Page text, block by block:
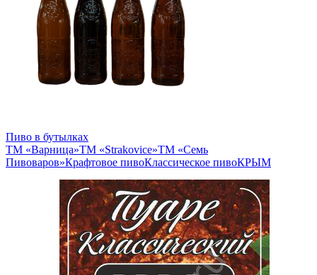
Пиво в бутылках
ТМ «Варница»ТМ «Strakovice»ТМ «Семь
Пивоваров»Крафтовое пивоКлассическое пивоКРЫМ